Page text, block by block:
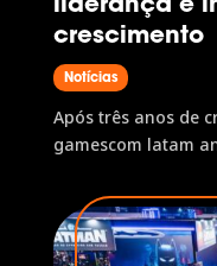
crescimento
Notícias
Após três anos de
gamescom latam
Head de
operação do
enquanto que